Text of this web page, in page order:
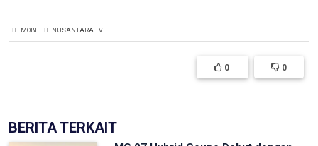
MOBIL NUSANTARA TV
0 0
BERITA TERKAIT